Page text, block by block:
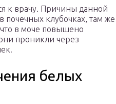
к врачу. Причины данной
почечных клубочках, там же
что в моче повышено
проникли через
белых